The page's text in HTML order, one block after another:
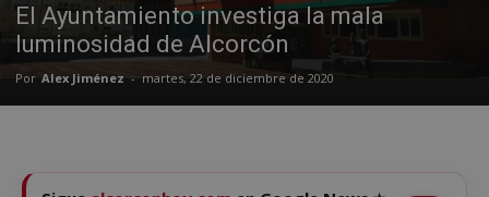
El Ayuntamiento investiga la mala
luminosidad de Alcorcón
Por Alex Jiménez - martes, 22 de diciembre de 2020